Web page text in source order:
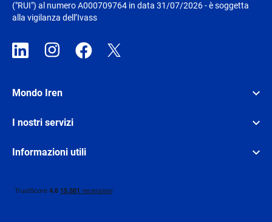
("RUI") al numero A000709764 in data 31/07/2026 - è soggetta
alla vigilanza dell’Ivass
Mondo Iren
I nostri servizi
Informazioni utili